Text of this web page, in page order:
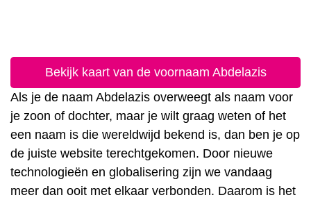
Bekijk kaart van de voornaam Abdelazis
Als je de naam Abdelazis overweegt als naam voor
je zoon of dochter, maar je wilt graag weten of het
een naam is die wereldwijd bekend is, dan ben je op
de juiste website terechtgekomen. Door nieuwe
technologieën en globalisering zijn we vandaag
meer dan ooit met elkaar verbonden. Daarom is het